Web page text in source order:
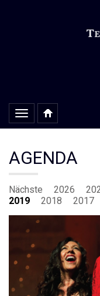
Alterar
navegação
AGENDA
Nächste 2026
2019
2018 2017